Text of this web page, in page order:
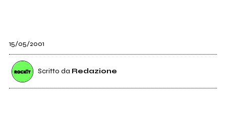
15/05/2001
Scritto da Redazione